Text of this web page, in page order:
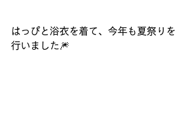
はっぴと浴衣を着て、今年も夏祭りを
行いました🎆